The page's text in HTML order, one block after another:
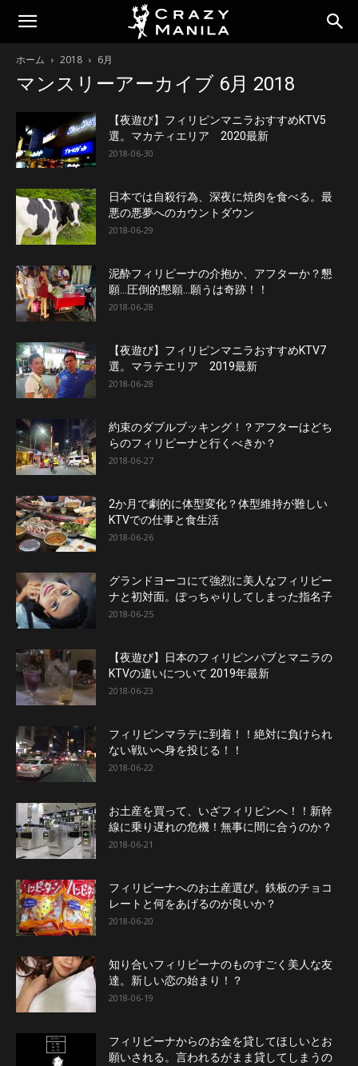
ホーム 2018 6月
マンスリーアーカイブ 6月 2018
【夜遊び】フィリピンマニラおすすめKTV5
選。マカティエリア 2020最新
2018-06-30
日本では自殺行為、深夜に焼肉を食べる。最
悪の悪夢へのカウントダウン
2018-06-29
泥酔フィリピーナの介抱か、アフターか？懇
願…圧倒的懇願…願うは奇跡！！
2018-06-28
【夜遊び】フィリピンマニラおすすめKTV7
選。マラテエリア 2019最新
2018-06-28
約束のダブルブッキング！？アフターはどち
らのフィリピーナと行くべきか？
2018-06-27
2か月で劇的に体型変化？体型維持が難しい
KTVでの仕事と食生活
2018-06-26
グランドヨーコにて強烈に美人なフィリピー
ナと初対面。ぽっちゃりしてしまった指名子
2018-06-25
【夜遊び】日本のフィリピンパブとマニラの
KTVの違いについて 2019年最新
2018-06-23
フィリピンマラテに到着！！絶対に負けられ
ない戦いへ身を投じる！！
2018-06-22
お土産を買って、いざフィリピンへ！！新幹
線に乗り遅れの危機！無事に間に合うのか？
2018-06-21
フィリピーナへのお土産選び。鉄板のチョコ
レートと何をあげるのが良いか？
2018-06-20
知り合いフィリピーナのものすごく美人な友
達。新しい恋の始まり！？
2018-06-19
フィリピーナからのお金を貸してほしいとお
願いされる。言われるがまま貸してしまうの